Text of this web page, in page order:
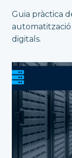
Guia pràctica
digitals.